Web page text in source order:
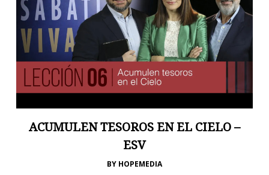
ACUMULEN TESOROS EN EL CIELO –
ESV
BY HOPEMEDIA